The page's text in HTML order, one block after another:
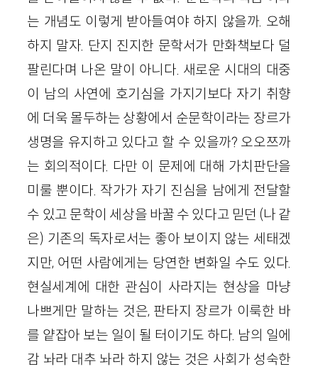
는 개념도 이렇게 받아들여야 하지 않을까. 오해
하지 말자. 단지 진지한 문학서가 만화책보다 덜
팔린다며 나온 말이 아니다. 새로운 시대의 대중
이 남의 사연에 호기심을 가지기보다 자기 취향
에 더욱 몰두하는 상황에서 순문학이라는 장르가
생명을 유지하고 있다고 할 수 있을까? 오오쯔까
는 회의적이다. 다만 이 문제에 대해 가치판단을
미룰 뿐이다. 작가가 자기 진심을 남에게 전달할
수 있고 문학이 세상을 바꿀 수 있다고 믿던 (나 같
은) 기존의 독자로서는 좋아 보이지 않는 세태겠
지만, 어떤 사람에게는 당연한 변화일 수도 있다.
현실세계에 대한 관심이 사라지는 현상을 마냥
나쁘게만 말하는 것은, 판타지 장르가 이룩한 바
를 얕잡아 보는 일이 될 터이기도 하다. 남의 일에
감 놔라 대추 놔라 하지 않는 것은 사회가 성숙한